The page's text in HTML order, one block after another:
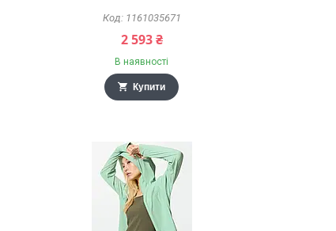
1161035671
2 593 ₴
В наявності
Купити